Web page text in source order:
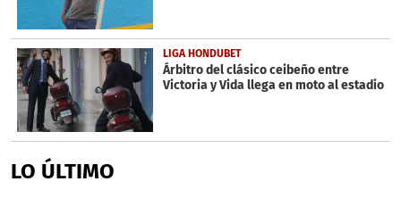
LIGA HONDUBET
Árbitro del clásico ceibeño entre
Victoria y Vida llega en moto al estadio
LO ÚLTIMO